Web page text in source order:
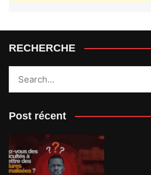
RECHERCHE
Post récent